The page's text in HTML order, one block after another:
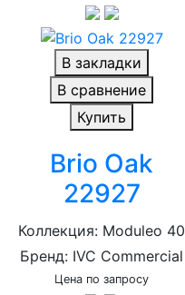
В закладки
В сравнение
Купить
Brio Oak
22927
Коллекция: Moduleo 40
Бренд: IVC Commercial
Цена по запросу